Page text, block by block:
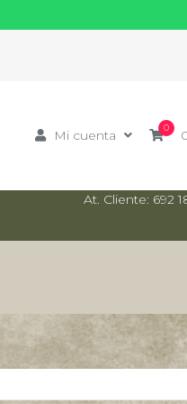
Mi cuenta 0
At. Cliente: 692